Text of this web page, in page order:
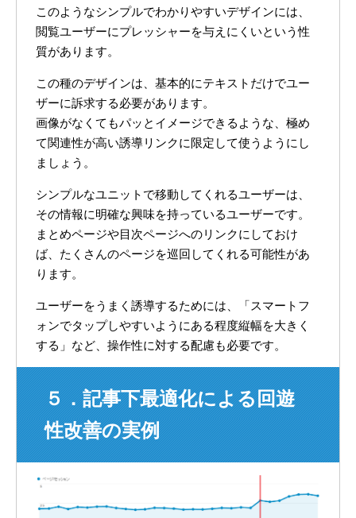
このようなシンプルでわかりやすいデザインには、
閲覧ユーザーにプレッシャーを与えにくいという性
質があります。
この種のデザインは、基本的にテキストだけでユー
ザーに訴求する必要があります。
画像がなくてもパッとイメージできるような、極め
て関連性が高い誘導リンクに限定して使うようにし
ましょう。
シンプルなユニットで移動してくれるユーザーは、
その情報に明確な興味を持っているユーザーです。
まとめページや目次ページへのリンクにしておけ
ば、たくさんのページを巡回してくれる可能性があ
ります。
ユーザーをうまく誘導するためには、「スマートフ
ォンでタップしやすいようにある程度縦幅を大きく
する」など、操作性に対する配慮も必要です。
５．記事下最適化による回遊
性改善の実例